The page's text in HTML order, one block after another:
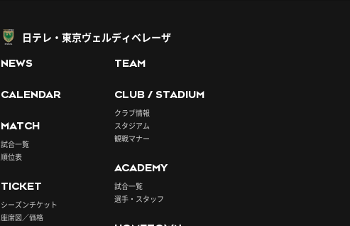
日テレ・東京ヴェルディベレーザ
NEWS
CALENDAR
MATCH
試合一覧
順位表
TICKET
シーズンチケット
座席図／価格
TEAM
CLUB / STADIUM
クラブ情報
スタジアム
観戦マナー
ACADEMY
試合一覧
選手・スタッフ